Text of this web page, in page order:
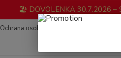
🏖️ DOVOLENKA 30.7.2026 –
Ochrana osobných údajov